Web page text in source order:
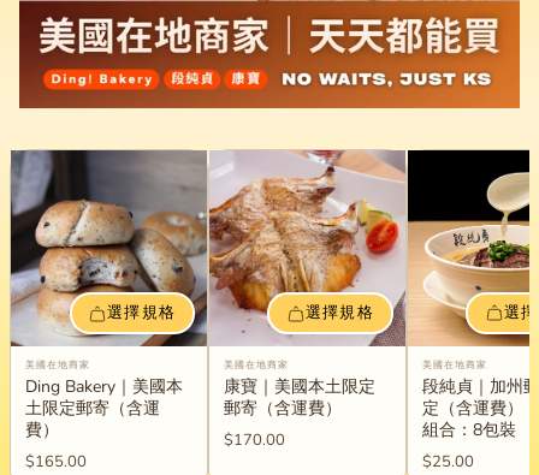
選擇規格
美國在地商家
Ding Bakery｜美國本
土限定郵寄（含運
費）
$165.00
選擇規格
美國在地商家
康寶｜美國本土限定
郵寄（含運費）
$170.00
選
美國在地商家
段純貞｜加州
定（含運費）
組合：8包裝
$25.00